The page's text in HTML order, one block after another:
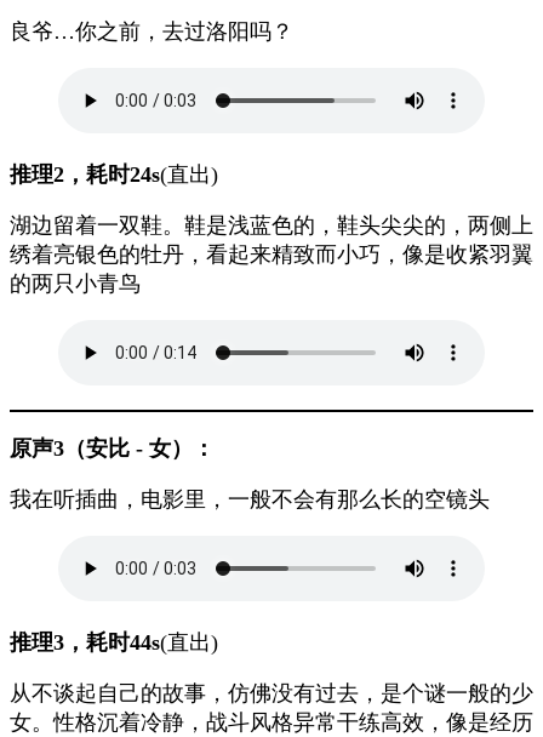
良爷…你之前，去过洛阳吗？
推理2，耗时24s(直出)
湖边留着一双鞋。鞋是浅蓝色的，鞋头尖尖的，两侧上
绣着亮银色的牡丹，看起来精致而小巧，像是收紧羽翼
的两只小青鸟
原声3 （安比 - 女） ：
我在听插曲，电影里，一般不会有那么长的空镜头
推理3，耗时44s(直出)
从不谈起自己的故事，仿佛没有过去，是个谜一般的少
女。性格沉着冷静，战斗风格异常干练高效，像是经历